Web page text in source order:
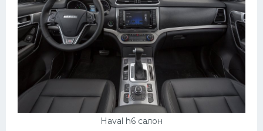
Haval h6 салон
Крайслер
Порше
Самолеты
Корабли
Комплектующие
Тойота